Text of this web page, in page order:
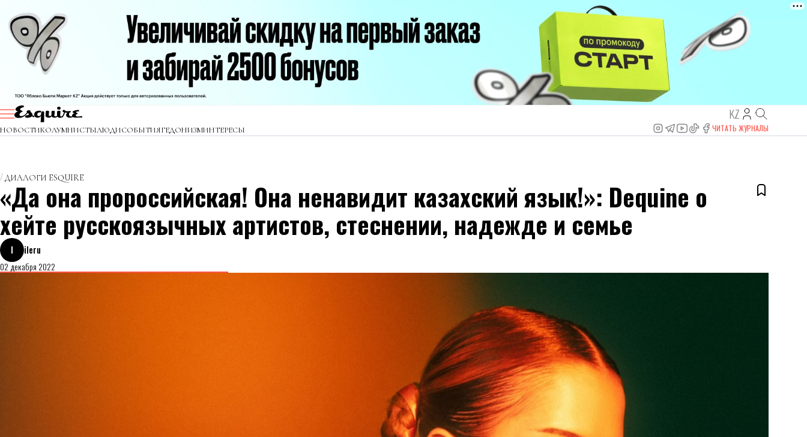
KZ
НОВОСТИКОЛУМНИСТЫЛЮДИСОБЫТИЯГЕДОНИЗМИНТЕРЕСЫ ЧИТАТЬ ЖУРНАЛЫ
ДИАЛОГИ ESQUIRE
«Да она пророссийская! Она ненавидит казахский язык!»: Dequine о
хейте русскоязычных артистов, стеснении, надежде и семье
I
ileru
02 декабря 2022